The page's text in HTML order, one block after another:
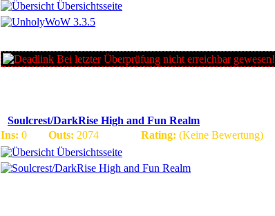
Übersichtsseite
Bei letzter Überprüfung nicht erreichbar gewesen!
Soulcrest/DarkRise High and Fun Realm
Ins: 0 Outs: 2074 Rating: (Keine Bewertung)
Übersichtsseite